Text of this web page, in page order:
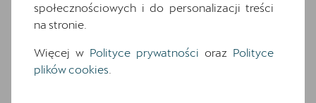
Awaryjne wspomaganie kierowaniem i
asystent skretu
Czarna tapicerka materiałowa
Czujniki parkowania z przodu i z tyłu
społecznościowych i do personalizacji treści
na stronie.
Więcej w Polityce prywatności oraz Polityce
plików cookies